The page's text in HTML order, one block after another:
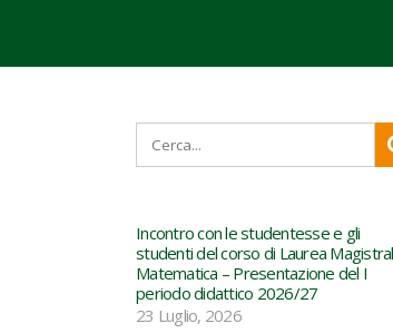
Incontro con le studentesse e gli
studenti del corso di Laurea
Matematica – Presentazione del I
periodo didattico 2026/27
23 Luglio, 2026